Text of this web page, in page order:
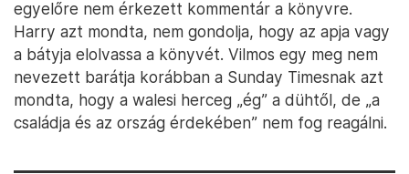
egyelőre nem érkezett kommentár a könyvre.
Harry azt mondta, nem gondolja, hogy az apja vagy
a bátyja elolvassa a könyvét. Vilmos egy meg nem
nevezett barátja korábban a Sunday Timesnak azt
mondta, hogy a walesi herceg „ég” a dühtől, de „a
családja és az ország érdekében” nem fog reagálni.